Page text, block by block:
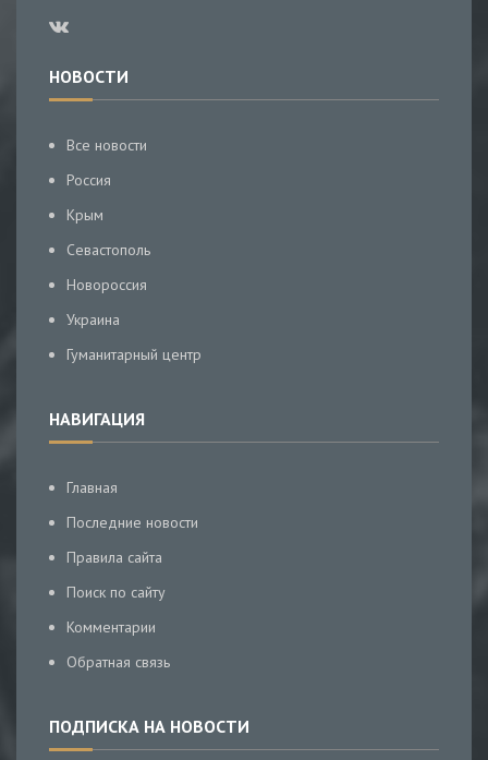
НОВОСТИ
Все новости
Россия
Крым
Севастополь
Новороссия
Украина
Гуманитарный центр
НАВИГАЦИЯ
Главная
Последние новости
Правила сайта
Поиск по сайту
Комментарии
Обратная связь
ПОДПИСКА НА НОВОСТИ